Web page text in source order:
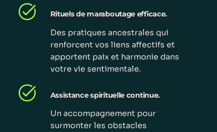
Rituels de maraboutage efficace.
Des pratiques ancestrales qui
renforcent vos liens affectifs et
apportent paix et harmonie dans
votre vie sentimentale.
Assistance spirituelle continue.
Un accompagnement pour
surmonter les obstacles